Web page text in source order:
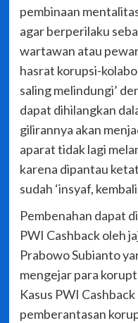
pembinaan
agar berperilaku
wartawan atau
hasrat korupsi-
saling melindungi’
dapat dihilangkan
gilirannya akan
aparat tidak lagi
karena dipantau
sudah ‘insyaf,
Pembenahan dapat
PWI Cashback oleh
Prabowo Subianto
mengejar para
Kasus PWI
pemberantasan